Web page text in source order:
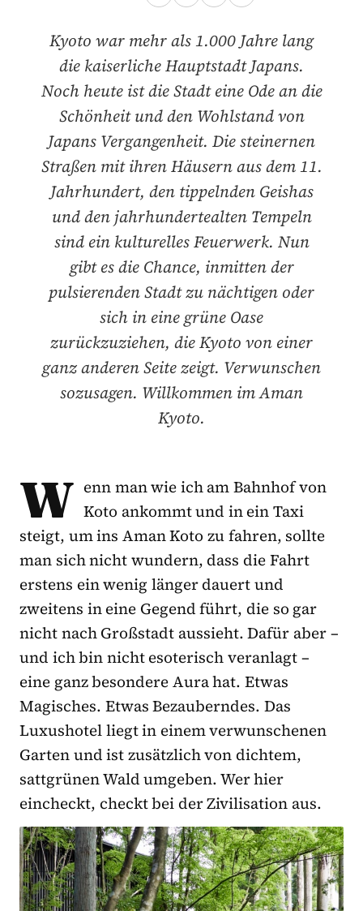
Kyoto war mehr als 1.000 Jahre lang
die kaiserliche Hauptstadt Japans.
Noch heute ist die Stadt eine Ode an die
Schönheit und den Wohlstand von
Japans Vergangenheit. Die steinernen
Straßen mit ihren Häusern aus dem 11.
Jahrhundert, den tippelnden Geishas
und den jahrhundertealten Tempeln
sind ein kulturelles Feuerwerk. Nun
gibt es die Chance, inmitten der
pulsierenden Stadt zu nächtigen oder
sich in eine grüne Oase
zurückzuziehen, die Kyoto von einer
ganz anderen Seite zeigt. Verwunschen
sozusagen. Willkommen im Aman
Kyoto.
W enn man wie ich am Bahnhof von
Koto ankommt und in ein Taxi
steigt, um ins Aman Koto zu fahren, sollte
man sich nicht wundern, dass die Fahrt
erstens ein wenig länger dauert und
zweitens in eine Gegend führt, die so gar
nicht nach Großstadt aussieht. Dafür aber –
und ich bin nicht esoterisch veranlagt –
eine ganz besondere Aura hat. Etwas
Magisches. Etwas Bezauberndes. Das
Luxushotel liegt in einem verwunschenen
Garten und ist zusätzlich von dichtem,
sattgrünen Wald umgeben. Wer hier
eincheckt, checkt bei der Zivilisation aus.